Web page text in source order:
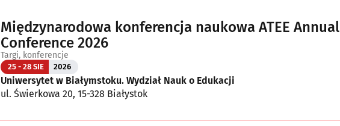
Międzynarodowa konferencja naukowa ATEE Annual
Conference 2026
Targi, konferencje
25 - 28 SIE 2026
Uniwersytet w Białymstoku. Wydział Nauk o Edukacji
ul. Świerkowa 20, 15-328 Białystok